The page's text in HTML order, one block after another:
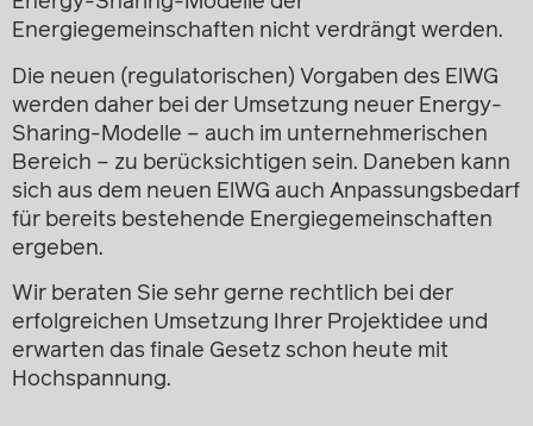
Energiegemeinschaften nicht verdrängt werden.
Die neuen (regulatorischen) Vorgaben des ElWG
werden daher bei der Umsetzung neuer Energy-
Sharing-Modelle – auch im unternehmerischen
Bereich – zu berücksichtigen sein. Daneben kann
sich aus dem neuen ElWG auch Anpassungsbedarf
für bereits bestehende Energiegemeinschaften
ergeben.
Wir beraten Sie sehr gerne rechtlich bei der
erfolgreichen Umsetzung Ihrer Projektidee und
erwarten das finale Gesetz schon heute mit
Hochspannung.